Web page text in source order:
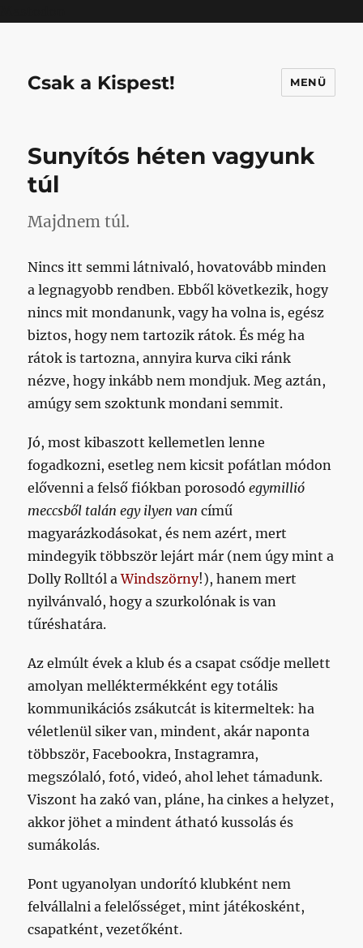
Csak a Kispest! MENÜ
Sunyítós héten vagyunk
túl
Majdnem túl.
Nincs itt semmi látnivaló, hovatovább minden
a legnagyobb rendben. Ebből következik, hogy
nincs mit mondanunk, vagy ha volna is, egész
biztos, hogy nem tartozik rátok. És még ha
rátok is tartozna, annyira kurva ciki ránk
nézve, hogy inkább nem mondjuk. Meg aztán,
amúgy sem szoktunk mondani semmit.
Jó, most kibaszott kellemetlen lenne
fogadkozni, esetleg nem kicsit pofátlan módon
elővenni a felső fiókban porosodóegymillió
meccsből talán egy ilyen van című
magyarázkodásokat, és nem azért, mert
mindegyik többször lejárt már (nem úgy mint a
Dolly Rolltól aWindszörny!), hanem mert
nyilvánvaló, hogy a szurkolónak is van
tűréshatára.
Az elmúlt évek a klub és a csapat csődje mellett
amolyan melléktermékként egy totális
kommunikációs zsákutcát is kitermeltek: ha
véletlenül siker van, mindent, akár naponta
többször, Facebookra, Instagramra,
megszólaló, fotó, videó, ahol lehet támadunk.
Viszont ha zakó van, pláne, ha cinkes a helyzet,
akkor jöhet a mindent átható kussolás és
sumákolás.
Pont ugyanolyan undorító klubként nem
felvállalni a felelősséget, mint játékosként,
csapatként, vezetőként.